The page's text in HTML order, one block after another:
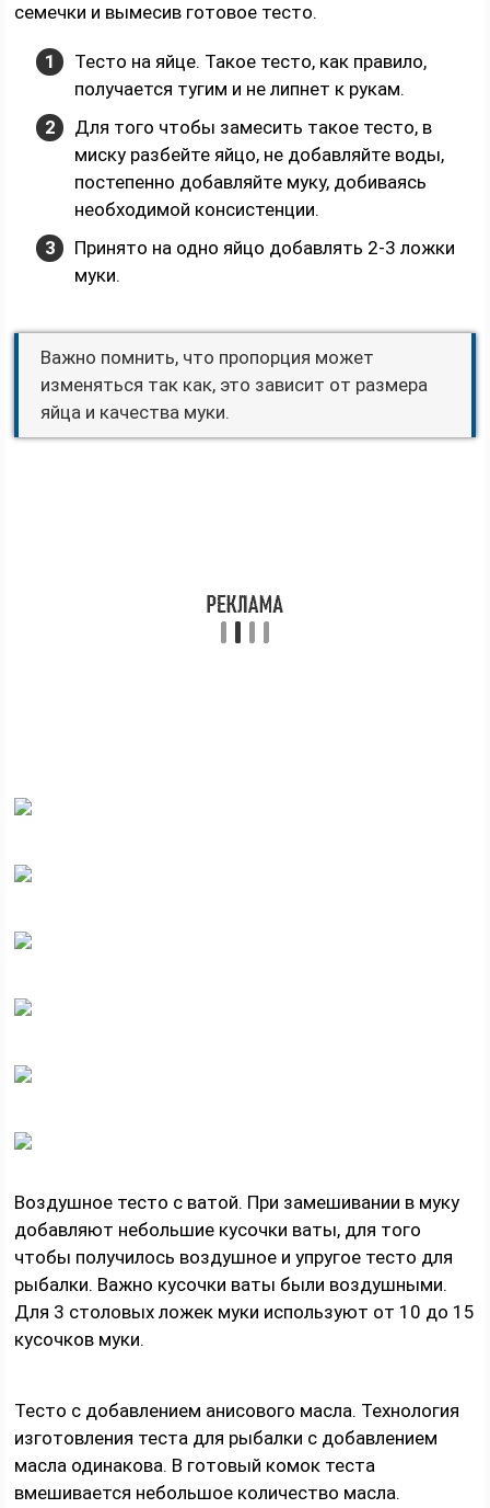
семечки и вымесив готовое тесто.
Тесто на яйце. Такое тесто, как правило,
получается тугим и не липнет к рукам.
Для того чтобы замесить такое тесто, в
миску разбейте яйцо, не добавляйте воды,
постепенно добавляйте муку, добиваясь
необходимой консистенции.
Принято на одно яйцо добавлять 2-3 ложки
муки.
Важно помнить, что пропорция может
изменяться так как, это зависит от размера
яйца и качества муки.
Воздушное тесто с ватой. При замешивании в муку
добавляют небольшие кусочки ваты, для того
чтобы получилось воздушное и упругое тесто для
рыбалки. Важно кусочки ваты были воздушными.
Для 3 столовых ложек муки используют от 10 до 15
кусочков муки.
Тесто с добавлением анисового масла. Технология
изготовления теста для рыбалки с добавлением
масла одинакова. В готовый комок теста
вмешивается небольшое количество масла.